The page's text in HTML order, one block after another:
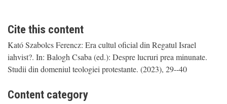
Cite this content
Kató Szabolcs Ferencz: Era cultul oficial din Regatul Israel
iahvist?. In: Balogh Csaba (ed.): Despre lucruri prea minunate.
Studii din domeniul teologiei protestante. (2023), 29--40
Content category